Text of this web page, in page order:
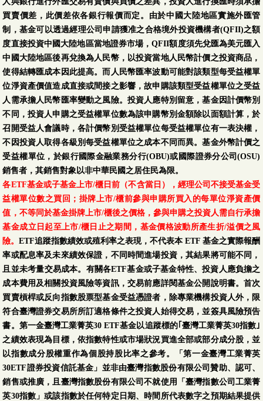
買賣價差，此價差依各銀行報價而定。由於中國大陸地區實施外匯管
制，基金可以透過經理公司申請獲准之合格境外投資機構者(QFII)之額
度直接投資中國大陸地區當地證券市場，QFII額度須先兌匯為美元匯入
中國大陸地區後再兌換為人民幣，以投資當地人民幣計價之投資商品，
使得結轉匯成本因此提高。而人民幣匯率波動可能對該類型每受益權單
位淨資產價值造成直接或間接之影響，故申購該類型受益權單位之受益
人需承擔人民幣匯率變動之風險。投資人應特別留意，基金因計價幣別
不同，投資人申購之受益權單位數為該申購幣別金額除以面額計算，於
召開受益人會議時，各計價幣別受益權單位每受益權單位有一表決權，
不因投資人取得各級別每受益權單位之成本不同而異。基金外幣計價之
受益權單位，於銀行國際金融業務分行(OBU)或國際證券分公司(OSU)
銷售者，其銷售對象以非中華民國之居住民為限。
各ETF基金或子基金上市/櫃日前（不含當日），經理公司不接受基金受
益權單位數之買回；掛牌上市/櫃前參與申購所買入的每單位淨資產價
值，不等同於基金掛牌上市/櫃後之價格，參與申購之投資人需自行承擔
基金成立日起至上市/櫃日止之期間，基金價格波動所產生折/溢價之風
險。ETF追蹤指數績效或殖利率之表現，不代表本 ETF 基金之實際報酬
率或配息率及未來績效保證，不同時間進場投資，其結果將可能不同，
且並未考量交易成本。有關各ETF基金或子基金特性、投資人應負擔之
成本費用及相關投資風險等資訊，交易前應詳閱基金公開說明書。首次
買賣槓桿或反向指數股票型基金受益憑證者，除專業機構投資人外，限
符合臺灣證券交易所所訂適格條件之投資人始得交易，並簽具風險預告
書。第一金臺灣工業菁英30 ETF基金以追蹤標的｢臺灣工業菁英30指數｣
之績效表現為目標，依指數特性或市場狀況買進全部或部分成分股，並
以指數成分股權重作為個股持股比率之參考。「第一金臺灣工業菁英
30ETF證券投資信託基金」並非由臺灣指數股份有限公司贊助、認可、
銷售或推廣，且臺灣指數股份有限公司不就使用「臺灣指數公司工業菁
英30指數」或該指數於任何特定日期、時間所代表數字之預期結果提供